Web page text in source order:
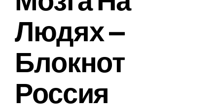
Людях —
Блокнот
Россия